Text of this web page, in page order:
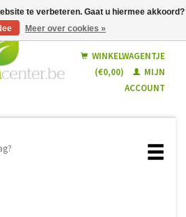
Nederlands
WINKELWAGENTJE
(€0,00)
MIJN
ACCOUNT
te verbeteren. Gaat u hiermee akkoord?
Meer over cookies »